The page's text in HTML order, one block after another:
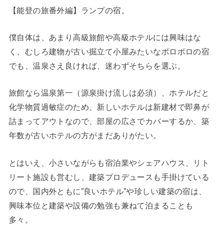
【能登の旅番外編】ランプの宿。
僕自体は、あまり高級旅館や高級ホテルには興味はな
く、むしろ建物が古い掘立て小屋みたいなボロボロの宿
でも、温泉さえ良ければ、迷わずそちらを選ぶ。
旅館なら温泉第一（源泉掛け流しは必須）、ホテルだと
化学物質過敏症のため、新しいホテルは新建材で即鼻が
詰まってアウトなので、部屋の広さでカバーするか、築
年数が古いホテルの方がまだありがたい。
とはいえ、小さいながらも宿泊業やシェアハウス、リト
リート施設も営むし、建築プロデュースも手掛けている
ので、国内外ともに”良いホテル”や珍しい建築の宿は、
興味本位と建築や設備の勉強も兼ねて泊まることも
多々。